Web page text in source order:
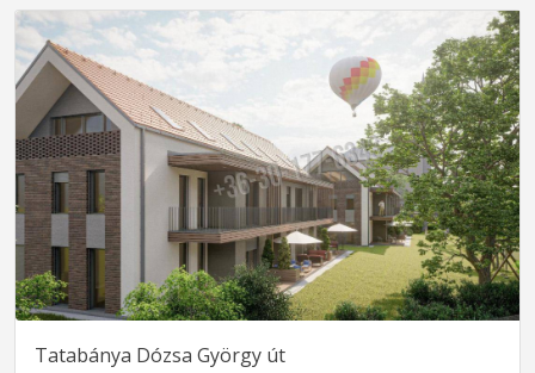
Tatabánya Dózsa György út